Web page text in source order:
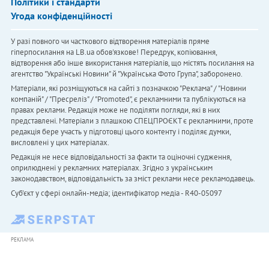
Угода конфіденційності
У разі повного чи часткового відтворення матеріалів пряме
гіперпосилання на LB.ua обов'язкове! Передрук, копіювання,
відтворення або інше використання матеріалів, що містять посилання на
агентство "Українськi Новини" й "Українська Фото Група", заборонено.
Матеріали, які розміщуються на сайті з позначкою "Реклама" / "Новини
компаній" / "Пресреліз" / "Promoted", є рекламними та публікуються на
правах реклами. Редакція може не поділяти погляди, які в них
представлені. Матеріали з плашкою СПЕЦПРОЄКТ є рекламними, проте
редакція бере участь у підготовці цього контенту і поділяє думки,
висловлені у цих матеріалах.
Редакція не несе відповідальності за факти та оціночні судження,
оприлюднені у рекламних матеріалах. Згідно з українським
законодавством, відповідальність за зміст реклами несе рекламодавець.
Cуб'єкт у сфері онлайн-медіа; ідентифікатор медіа - R40-05097
РЕКЛАМА